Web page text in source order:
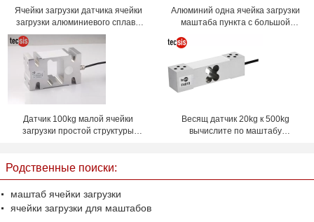
Ячейки загрузки датчика ячейки
загрузки алюминиевого сплава
IP65 микро- для маштабов
Алюминий одна ячейка загрузки
маштаба пункта с большой
Датчик 100kg малой ячейки
загрузки простой структуры
Весящ датчик 20kg к 500kg
вычислите по маштабу
Родственные поиски:
маштаб ячейки загрузки
ячейки загрузки для маштабов